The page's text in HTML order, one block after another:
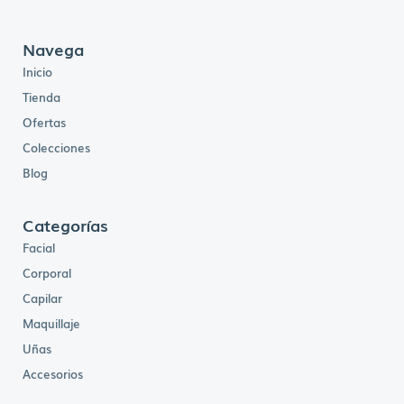
Navega
Inicio
Tienda
Ofertas
Colecciones
Blog
Categorías
Facial
Corporal
Capilar
Maquillaje
Uñas
Accesorios